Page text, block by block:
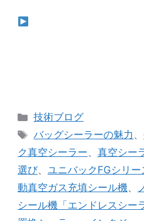
カ
テ
リ
ー
技術ブログ
タ
グ
バッグシーラーの魅力 、
ク真空シーラー、 真空シー
選び、 ユニバックFGシリー
動真空ガス充填シール機、
シール機「エンドレスシー